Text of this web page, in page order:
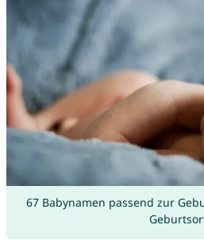
67 Babynamen passend zur